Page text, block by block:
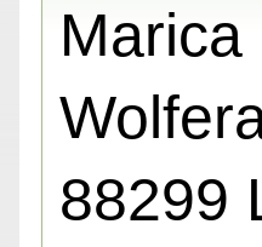
Marica
88299